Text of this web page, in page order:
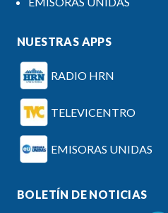
NUESTRAS APPS
RADIO HRN
TELEVICENTRO
EMISORAS UNIDAS
BOLETÍN DE NOTICIAS